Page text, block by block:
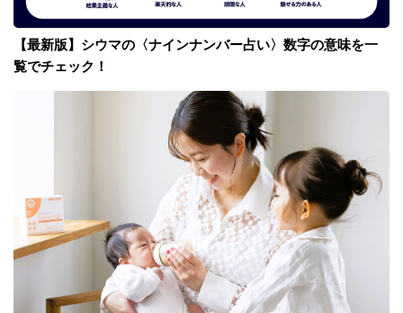
【最新版】シウマの〈ナインナンバー占い〉数字の意味を一
覧でチェック！